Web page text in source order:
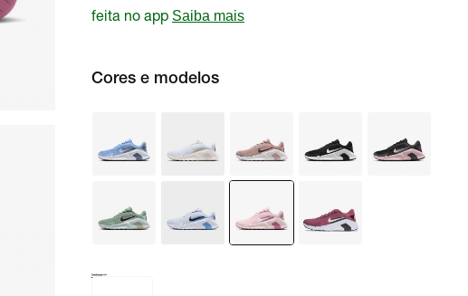
feita no app Saiba mais
Cores e modelos